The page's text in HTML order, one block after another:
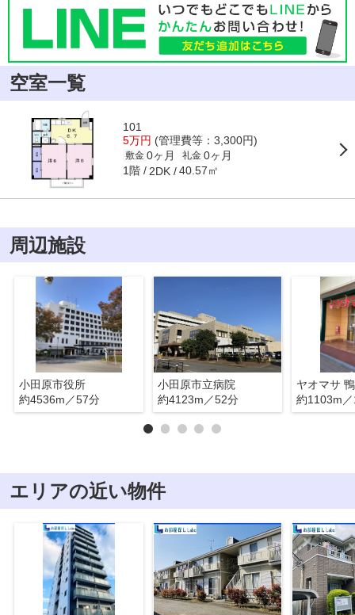
空室一覧
101
5万円 (管理費等：3,300円)
敷金 0ヶ月 礼金 0ヶ月
1階 2DK 40.57㎡
周辺施設
小田原市役所
約4536m／57分
小田原市立病院
約4123m／52分
ヤオマサ
約1103m
エリアの近い物件